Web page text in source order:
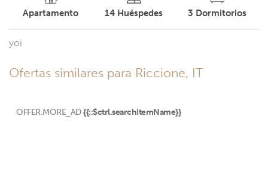
Apartamento 14 Huéspedes 3 Dormitorios
yoi
Ofertas similares para Riccione, IT
OFFER.MORE_AD {{::$ctrl.searchItemName}}